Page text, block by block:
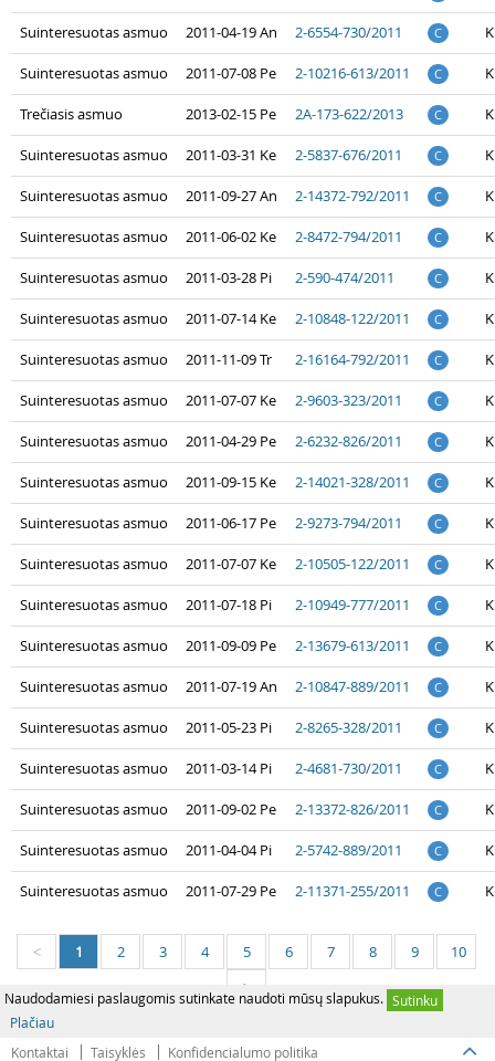
Naudodamiesi paslaugomis sutinkate naudoti mūsų slapukus. Sutinku
Plačiau
Suinteresuotas asmuo 2011-04-19 An 2-6554-730/2011 C
Suinteresuotas asmuo 2011-07-08 Pe 2-10216-613/2011 C
Trečiasis asmuo 2013-02-15 Pe 2A-173-622/2013 C
Suinteresuotas asmuo 2011-03-31 Ke 2-5837-676/2011 C
Suinteresuotas asmuo 2011-09-27 An 2-14372-792/2011 C
Suinteresuotas asmuo 2011-06-02 Ke 2-8472-794/2011 C
Suinteresuotas asmuo 2011-03-28 Pi 2-590-474/2011 C
Suinteresuotas asmuo 2011-07-14 Ke 2-10848-122/2011 C
Suinteresuotas asmuo 2011-11-09 Tr 2-16164-792/2011 C
Suinteresuotas asmuo 2011-07-07 Ke 2-9603-323/2011 C
Suinteresuotas asmuo 2011-04-29 Pe 2-6232-826/2011 C
Suinteresuotas asmuo 2011-09-15 Ke 2-14021-328/2011 C
Suinteresuotas asmuo 2011-06-17 Pe 2-9273-794/2011 C
Suinteresuotas asmuo 2011-07-07 Ke 2-10505-122/2011 C
Suinteresuotas asmuo 2011-07-18 Pi 2-10949-777/2011 C
Suinteresuotas asmuo 2011-09-09 Pe 2-13679-613/2011 C
Suinteresuotas asmuo 2011-07-19 An 2-10847-889/2011 C
Suinteresuotas asmuo 2011-05-23 Pi 2-8265-328/2011 C
Suinteresuotas asmuo 2011-03-14 Pi 2-4681-730/2011 C
Suinteresuotas asmuo 2011-09-02 Pe 2-13372-826/2011 C
Suinteresuotas asmuo 2011-04-04 Pi 2-5742-889/2011 C
Suinteresuotas asmuo 2011-07-29 Pe 2-11371-255/2011 C
< 1 2 3 4 5 6 7 8 9 10
>
Kontaktai Taisyklės Konfidencialumo politika